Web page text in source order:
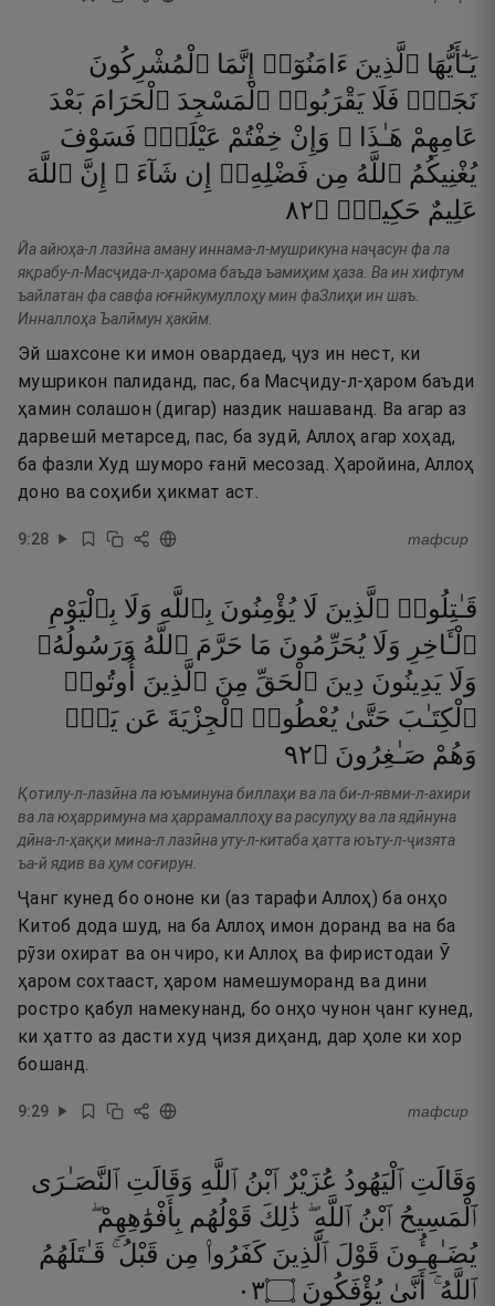
يَـٰٓأَيُّهَا ٱلَّذِينَ ءَامَنُوٓا۟ إِنَّمَا ٱلْمُشْرِكُونَ
نَجَسٌۭ فَلَا يَقْرَبُوا۟ ٱلْمَسْجِدَ ٱلْحَرَامَ بَعْدَ
عَامِهِمْ هَـٰذَا ۚ وَإِنْ خِفْتُمْ عَيْلَةًۭ فَسَوْفَ
يُغْنِيكُمُ ٱللَّهُ مِن فَضْلِهِۦٓ إِن شَآءَ ۚ إِنَّ ٱللَّهَ
عَلِيمٌ حَكِيمٌۭ ۝٢٨
Йа айюҳа-л лазӣна аману иннама-л-мушрикуна наҷасун фа ла
яқрабу-л-Масҷида-л-ҳарома баъда ъамиҳим ҳаза. Ва ин хифтум
ъайлатан фа савфа юғнӣкумуллоҳу мин фаЗлиҳи ин шаъ.
Инналлоҳа Ъалӣмун ҳакӣм.
Эй шахсоне ки имон овардаед, ҷуз ин нест, ки
мушрикон палиданд, пас, ба Масҷиду-л-ҳаром баъди
ҳамин солашон (дигар) наздик нашаванд. Ва агар аз
дарвешӣ метарсед, пас, ба зудӣ, Аллоҳ агар хоҳад,
ба фазли Худ шуморо ғанӣ месозад. Ҳаройина, Аллоҳ
доно ва соҳиби ҳикмат аст.
9:28 тафсир
قَـٰتِلُوا۟ ٱلَّذِينَ لَا يُؤْمِنُونَ بِٱللَّهِ وَلَا بِٱلْيَوْمِ
ٱلْـَٔاخِرِ وَلَا يُحَرِّمُونَ مَا حَرَّمَ ٱللَّهُ وَرَسُولُهُۥ
وَلَا يَدِينُونَ دِينَ ٱلْحَقِّ مِنَ ٱلَّذِينَ
أُوتُوا۟
ٱلْكِتَـٰبَ حَتَّىٰ يُعْطُوا۟ ٱلْجِزْيَةَ عَن يَدٍۢ
وَهُمْ صَـٰغِرُونَ ۝٢٩
Қотилу-л-лазӣна ла юъминуна биллаҳи ва ла би-л-явми-л-ахири
ва ла юҳарримуна ма ҳаррамаллоҳу ва расулуҳу ва ла ядӣнуна
дӣна-л-ҳаққи мина-л лазӣна уту-л-китаба ҳатта юъту-л-ҷизята
ъа-й ядив ва ҳум соғирун.
Ҷанг кунед бо ононе ки (аз тарафи Аллоҳ) ба онҳо
Китоб дода шуд, на ба Аллоҳ имон доранд ва на ба
рӯзи охират ва он чиро, ки Аллоҳ ва фиристодаи Ӯ
ҳаром сохтааст, ҳаром намешуморанд ва дини
ростро қабул намекунанд, бо онҳо чунон ҷанг кунед,
ки ҳатто аз дасти худ ҷизя диҳанд, дар ҳоле ки хор
бошанд.
9:29 тафсир
وَقَالَتِ ٱلْيَهُودُ عُزَيْرٌ ٱبْنُ ٱللَّهِ وَقَالَتِ ٱلنَّصَـٰرَى
ٱلْمَسِيحُ ٱبْنُ ٱللَّهِ ۖ ذَٰلِكَ قَوْلُهُم بِأَفْوَٰهِهِمْ ۖ
يُضَـٰهِـُٔونَ قَوْلَ ٱلَّذِينَ كَفَرُوا۟ مِن قَبْلُ ۚ قَـٰتَلَهُمُ
ٱللَّهُ ۚ أَنَّىٰ يُؤْفَكُونَ ۝٣٠